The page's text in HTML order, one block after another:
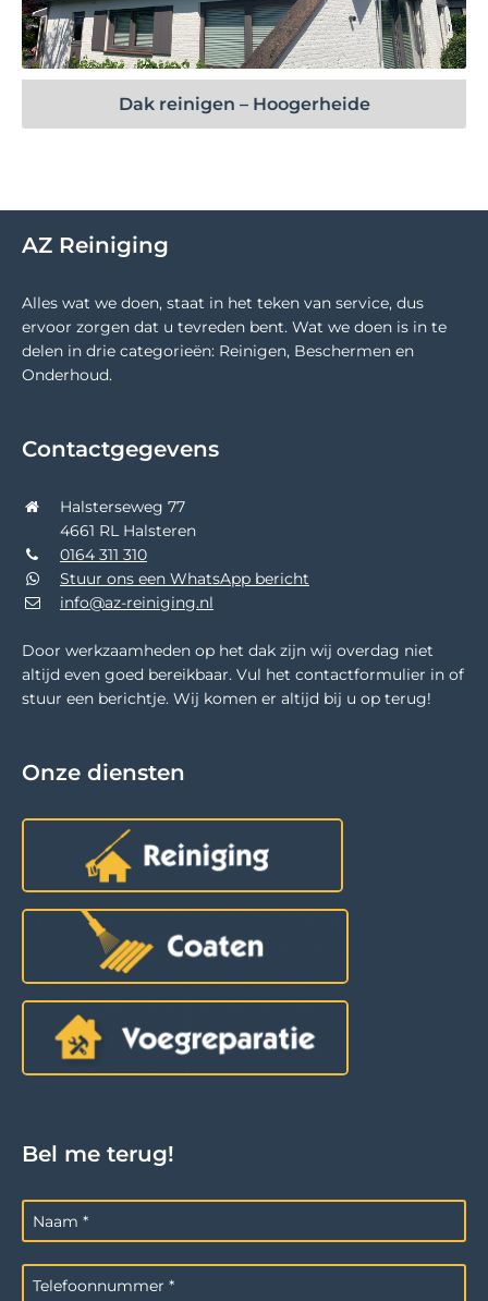
Bekijk project
Dak reinigen – Hoogerheide
AZ Reiniging
Alles wat we doen, staat in het teken van service, dus
ervoor zorgen dat u tevreden bent. Wat we doen is in te
delen in drie categorieën: Reinigen, Beschermen en
Onderhoud.
Contactgegevens
Halsterseweg 77
4661 RL Halsteren
0164 311 310
Stuur ons een WhatsApp bericht
info@az-reiniging.nl
Door werkzaamheden op het dak zijn wij overdag niet
altijd even goed bereikbaar. Vul het contactformulier in of
stuur een berichtje. Wij komen er altijd bij u op terug!
Onze diensten
Bel me terug!